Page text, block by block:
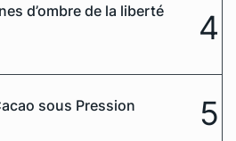
d’ombre de la liberté
4
sous Pression 5